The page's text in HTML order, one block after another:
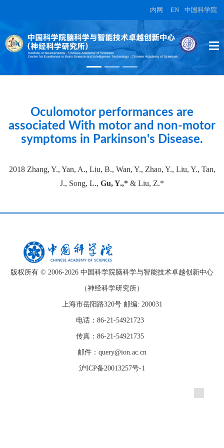
内网 EN 中国科学院
High-dimensional topographic
organization of visual features in the
primate temporal lobe.
在另外数据表中
Oculomotor performances are
associated With motor and non-motor
symptoms in Parkinson's Disease.
2018 Zhang, Y., Yan, A., Liu, B., Wan, Y., Zhao, Y., Liu, Y., Tan,
J., Song, L., Gu, Y.,* & Liu, Z.*
版权所有 © 2006-2026 中国科学院脑科学与智能技术卓越创新中心
（神经科学研究所）
上海市岳阳路320号 邮编: 200031
电话：86-21-54921723
传真：86-21-54921735
邮件：query@ion.ac.cn
沪ICP备20013257号-1